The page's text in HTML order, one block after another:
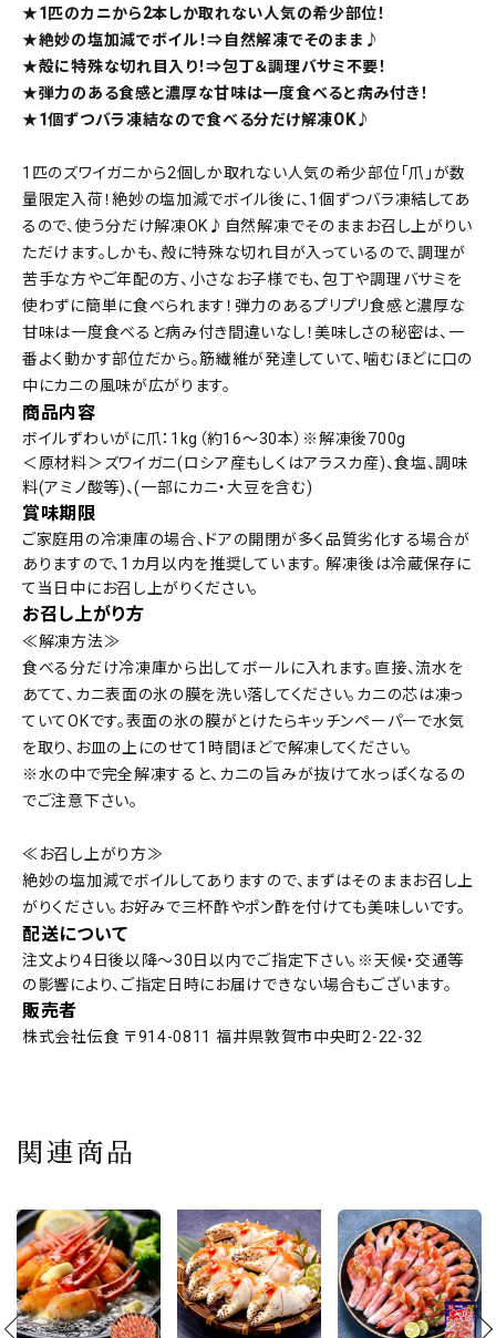
★1匹のカニから2本しか取れない人気の希少部位！
★絶妙の塩加減でボイル！⇒自然解凍でそのまま♪
★殻に特殊な切れ目入り！⇒包丁＆調理バサミ不要！
★弾力のある食感と濃厚な甘味は一度食べると病み付き！
★1個ずつバラ凍結なので食べる分だけ解凍OK♪
1匹のズワイガニから2個しか取れない人気の希少部位「爪」が数
量限定入荷！絶妙の塩加減でボイル後に、1個ずつバラ凍結してあ
るので、使う分だけ解凍OK♪自然解凍でそのままお召し上がりい
ただけます。しかも、殻に特殊な切れ目が入っているので、調理が
苦手な方やご年配の方、小さなお子様でも、包丁や調理バサミを
使わずに簡単に食べられます！弾力のあるプリプリ食感と濃厚な
甘味は一度食べると病み付き間違いなし！美味しさの秘密は、一
番よく動かす部位だから。筋繊維が発達していて、噛むほどに口の
中にカニの風味が広がります。
商品内容
ボイルずわいがに爪：1kg（約16～30本）※解凍後700g
＜原材料＞ズワイガニ(ロシア産もしくはアラスカ産)、食塩、調味
料(アミノ酸等)、(一部にカニ・大豆を含む)
賞味期限
ご家庭用の冷凍庫の場合、ドアの開閉が多く品質劣化する場合が
ありますので、1カ月以内を推奨しています。 解凍後は冷蔵保存に
て当日中にお召し上がりください。
お召し上がり方
≪解凍方法≫
食べる分だけ冷凍庫から出してボールに入れます。直接、流水を
あてて、カニ表面の氷の膜を洗い落してください。カニの芯は凍っ
ていてOKです。表面の氷の膜がとけたらキッチンペーパーで水気
を取り、お皿の上にのせて1時間ほどで解凍してください。
※水の中で完全解凍すると、カニの旨みが抜けて水っぽくなるの
でご注意下さい。
≪お召し上がり方≫
絶妙の塩加減でボイルしてありますので、まずはそのままお召し上
がりください。お好みで三杯酢やポン酢を付けても美味しいです。
配送について
注文より4日後以降〜30日以内でご指定下さい。※天候・交通等
の影響により、ご指定日時にお届けできない場合もございます。
販売者
株式会社伝食 〒914-0811 福井県敦賀市中央町2-22-32
関連商品